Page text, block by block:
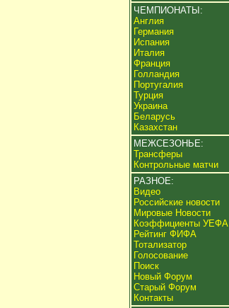
ЧЕМПИОНАТЫ:
Англия
Германия
Испания
Италия
Франция
Голландия
Португалия
Турция
Украина
Беларусь
Казахстан
МЕЖСЕЗОНЬЕ:
Трансферы
Контрольные матчи
РАЗНОЕ:
Видео
Российские новости
Мировые Новости
Коэффициенты УЕФА
Рейтинг ФИФА
Тотализатор
Голосование
Поиск
Новый Форум
Старый Форум
Контакты